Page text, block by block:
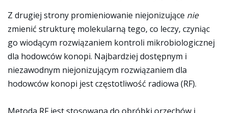
Z drugiej strony promieniowanie niejonizujące nie
zmienić strukturę molekularną tego, co leczy, czyniąc
go wiodącym rozwiązaniem kontroli mikrobiologicznej
dla hodowców konopi. Najbardziej dostępnym i
niezawodnym niejonizującym rozwiązaniem dla
hodowców konopi jest częstotliwość radiowa (RF).